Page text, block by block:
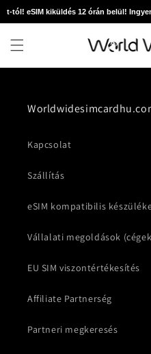
tól! eSIM kiküldés 12 órán belül!
Ugrás a
Kapcsolat
Szállítás
eSIM kompatibilis
Vállalati megoldások
EU SIM viszontértékesítés
Affiliate Partnerség
Partneri megkeresés